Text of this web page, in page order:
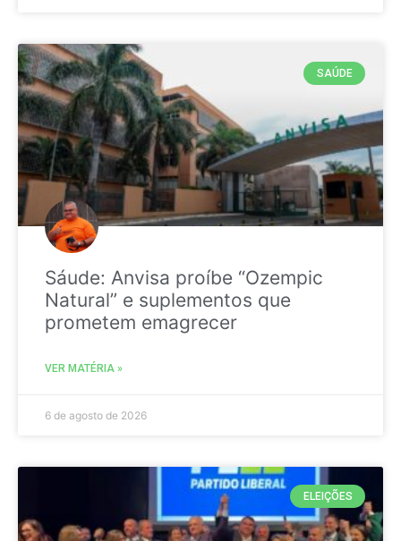
SAÚDE
Sáude: Anvisa proíbe “Ozempic
Natural” e suplementos que
prometem emagrecer
VER MATÉRIA »
6 de agosto de 2026
ELEIÇÕES